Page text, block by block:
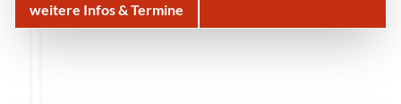
weitere Infos & Termine